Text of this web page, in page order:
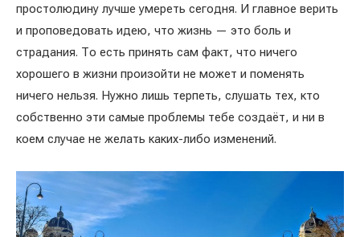
простолюдину лучше умереть сегодня. И главное верить
и проповедовать идею, что жизнь — это боль и
страдания. То есть принять сам факт, что ничего
хорошего в жизни произойти не может и поменять
ничего нельзя. Нужно лишь терпеть, слушать тех, кто
собственно эти самые проблемы тебе создаёт, и ни в
коем случае не желать каких-либо изменений.